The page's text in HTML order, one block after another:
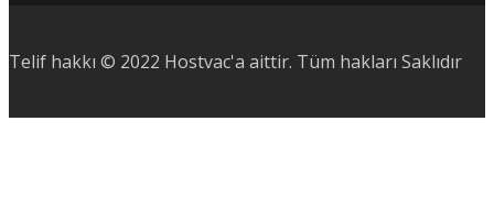
Telif hakkı © 2022 Hostvac'a aittir. Tüm hakları Saklıdır